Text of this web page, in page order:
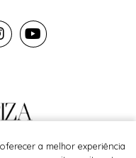
a melhor experiência